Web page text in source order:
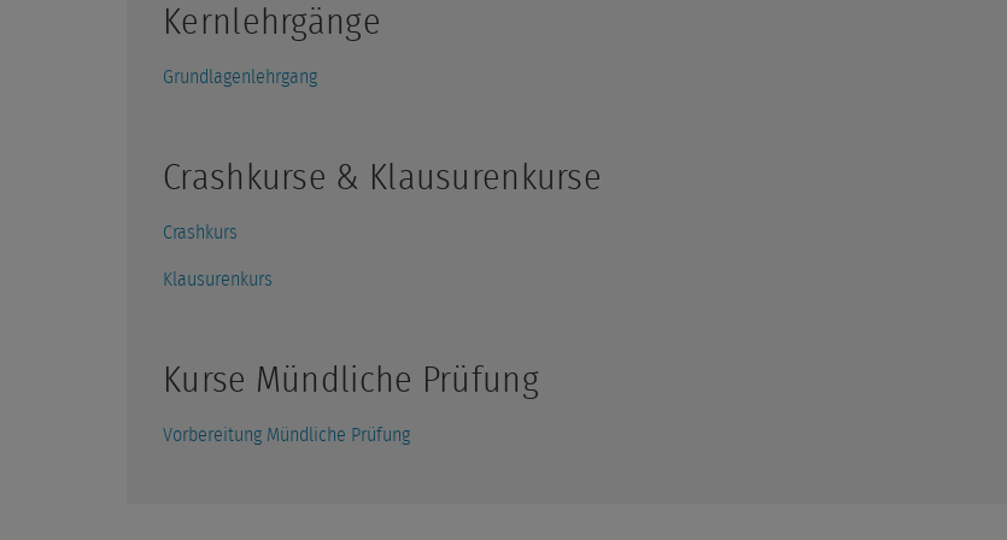
Kernlehrgänge
Grundlagenlehrgang
Crashkurse & Klausurenkurse
Crashkurs
Klausurenkurs
Kurse Mündliche Prüfung
Vorbereitung Mündliche Prüfung